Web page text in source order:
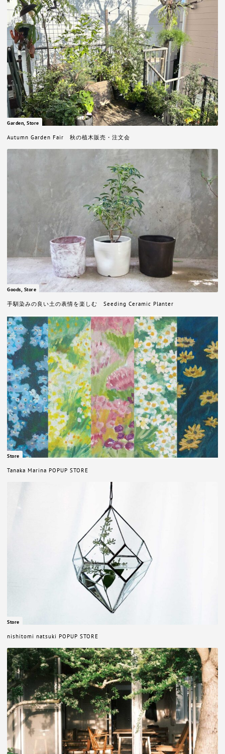
Garden, Store
Autumn Garden Fair 秋の植木販売・注文会
Goods, Store
手馴染みの良い土の表情を楽しむ Seeding Ceramic Planter
Store
Tanaka Marina POPUP STORE
Store
nishitomi natsuki POPUP STORE